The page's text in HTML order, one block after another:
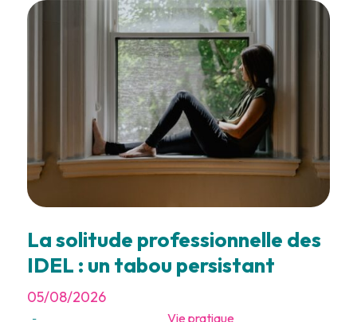
La solitude professionnelle des
IDEL : un tabou persistant
05/08/2026
- Vie pratique